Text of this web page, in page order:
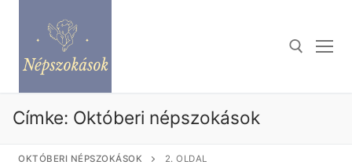
tartalomra
Keresése:
Címke: Októberi népszokások
OKTÓBERI NÉPSZOKÁSOK 2. OLDAL